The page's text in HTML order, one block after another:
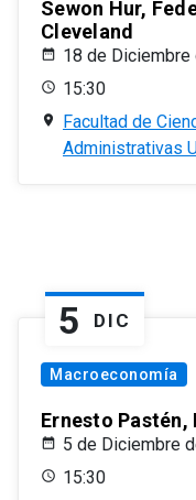
Sewon Hur,
Cleveland
18 de Diciembre
15:30
Facultad de
Administrativas
5 DIC
Macroeconomía
Ernesto Pastén,
5 de Diciembre
15:30